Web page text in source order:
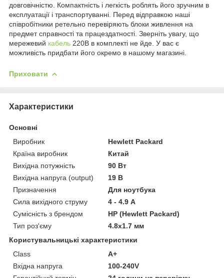
довговічністю. Компактність і легкість роблять його зручним в
експлуатації і транспортуванні. Перед відправкою наші
співробітники ретельно перевіряють блоки живлення на
предмет справності та працездатності. Зверніть увагу, що
мережевий кабель 220В в комплекті не йде. У вас є
можливість придбати його окремо в нашому магазині.
Приховати
Характеристики
Основні
Виробник
Hewlett Packard
Країна виробник
Китай
Вихідна потужність
90 Вт
Вихідна напруга (output)
19 В
Призначення
Для ноутбука
Сила вихідного струму
4 - 4.9 А
Сумісність з брендом
HP (Hewlett Packard)
Тип роз'єму
4.8x1.7 мм
Користувальницькі характеристики
Class
A+
Вхідна напруга
100-240V